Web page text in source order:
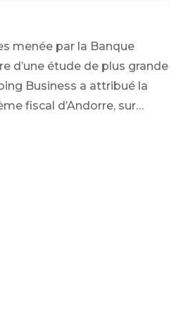
menée par la Banque
d’une étude de plus grande
Business a attribué la
fiscal d’Andorre, sur…